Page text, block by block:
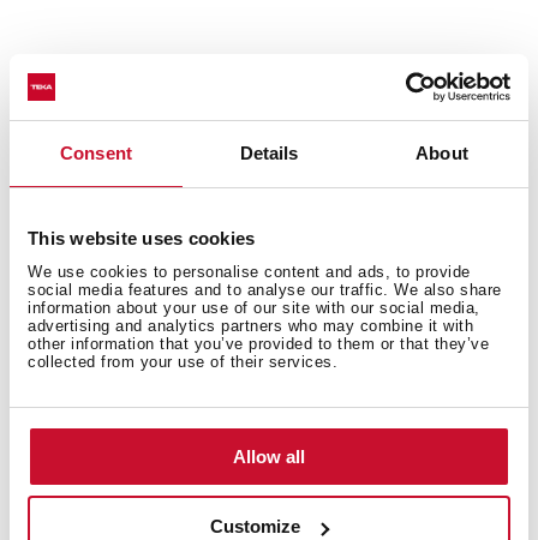
Consent Details About
This website uses cookies
We use cookies to personalise content and ads, to provide
social media features and to analyse our traffic. We also share
information about your use of our site with our social media,
advertising and analytics partners who may combine it with
other information that you’ve provided to them or that they’ve
collected from your use of their services.
Allow all
Customize
Repuestos y recambios
Para cualquier incidencia, reparación o compra de un
Solicita un servicio
Para solicitar un servicio puedes contactar
cliente o rellenar el formulario online.